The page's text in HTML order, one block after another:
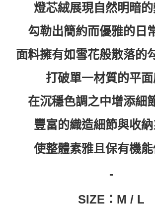
燈芯絨展現自然明暗的
勾勒出簡約而優雅的日
面料擁有如雪花般散落的
打破單一材質的平面
在沉穩色調之中增添細
豐富的織造細節與收納
使整體素雅且保有機能
-
SIZE ： M / L